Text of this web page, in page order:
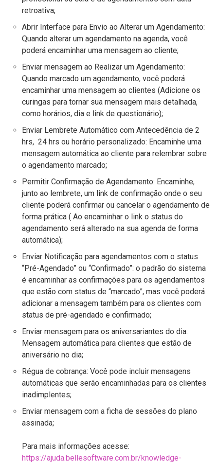
retroativa;
Abrir Interface para Envio ao Alterar um Agendamento:
Quando alterar um agendamento na agenda, você
poderá encaminhar uma mensagem ao cliente;
Enviar mensagem ao Realizar um Agendamento:
Quando marcado um agendamento, você poderá
encaminhar uma mensagem ao clientes (Adicione os
curingas para tornar sua mensagem mais detalhada,
como horários, dia e link de questionário);
Enviar Lembrete Automático com Antecedência de 2
hrs, 24 hrs ou horário personalizado: Encaminhe uma
mensagem automática ao cliente para relembrar sobre
o agendamento marcado;
Permitir Confirmação de Agendamento: Encaminhe,
junto ao lembrete, um link de confirmação onde o seu
cliente poderá confirmar ou cancelar o agendamento de
forma prática ( Ao encaminhar o link o status do
agendamento será alterado na sua agenda de forma
automática);
Enviar Notificação para agendamentos com o status
“Pré-Agendado” ou “Confirmado”: o padrão do sistema
é encaminhar as confirmações para os agendamentos
que estão com status de “marcado”, mas você poderá
adicionar a mensagem também para os clientes com
status de pré-agendado e confirmado;
Enviar mensagem para os aniversariantes do dia:
Mensagem automática para clientes que estão de
aniversário no dia;
Régua de cobrança: Você pode incluir mensagens
automáticas que serão encaminhadas para os clientes
inadimplentes;
Enviar mensagem com a ficha de sessões do plano
assinada;
Para mais informações acesse:
https://ajuda.bellesoftware.com.br/knowledge-